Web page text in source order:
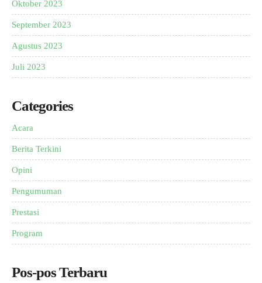
Oktober 2023
September 2023
Agustus 2023
Juli 2023
Categories
Acara
Berita Terkini
Opini
Pengumuman
Prestasi
Program
Pos-pos Terbaru